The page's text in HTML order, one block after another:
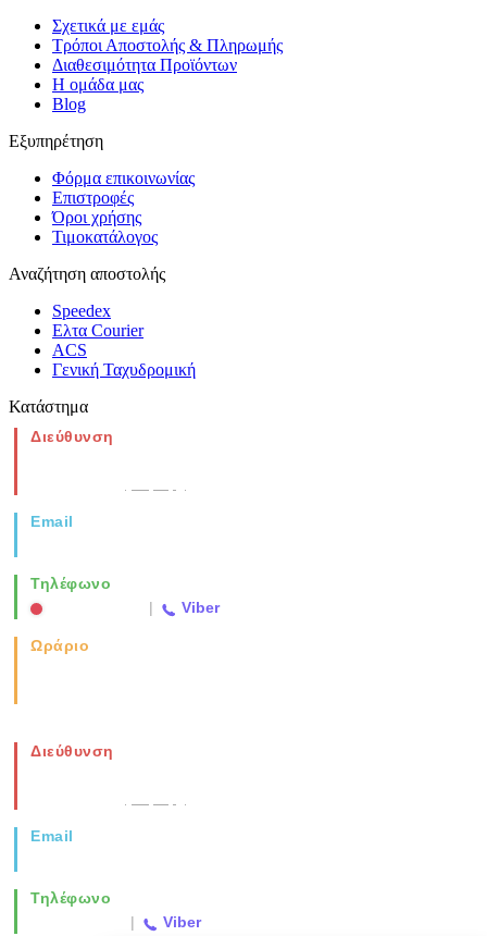
Σχετικά με εμάς
Τρόποι Αποστολής & Πληρωμής
Διαθεσιμότητα Προϊόντων
Η ομάδα μας
Blog
Εξυπηρέτηση
Φόρμα επικοινωνίας
Επιστροφές
Όροι χρήσης
Τιμοκατάλογος
Αναζήτηση αποστολής
Speedex
Ελτα Courier
ACS
Γενική Ταχυδρομική
Κατάστημα
Διεύθυνση
Email
Τηλέφωνο
| Viber
Ωράριο
Διεύθυνση
Email
Τηλέφωνο
| Viber